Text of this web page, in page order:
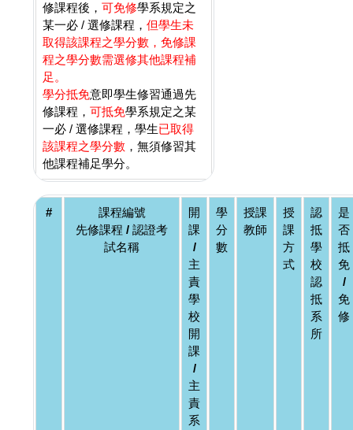
修課程後， 可免修學系規定之
某一必 / 選修課程， 但學生未
取得該課程之學分數，免修課
程之學分數需選修其他課程補
足。
學分抵免意即學生修習通過先
修課程， 可抵免學系規定之某
一必 / 選修課程，學生已取得
該課程之學分數 ，無須修習其
他課程補足學分。
#
課程編號
先修課程 / 認證考
試名稱
開
課
/
主
責
學
校
開
課
/
主
責
系
學
分
數
授課
教師
授
課
方
式
認
抵
學
校
認
抵
系
所
是
否
抵
免
/
免
修